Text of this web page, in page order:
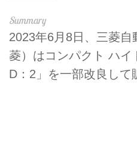
2023年6月8日、三菱自
菱）はコンパクト ハイ
D：2」を一部改良して